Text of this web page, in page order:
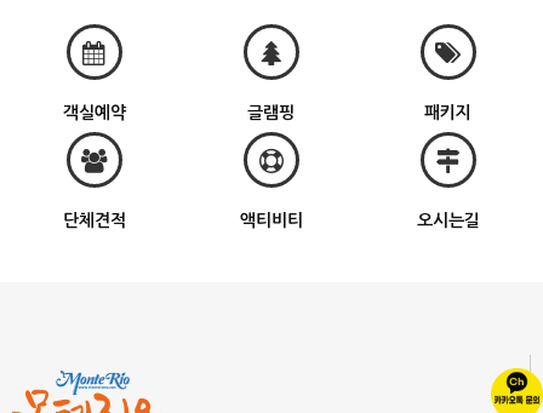
객실예약 글램핑 패키지
단체견적 액티비티 오시는길